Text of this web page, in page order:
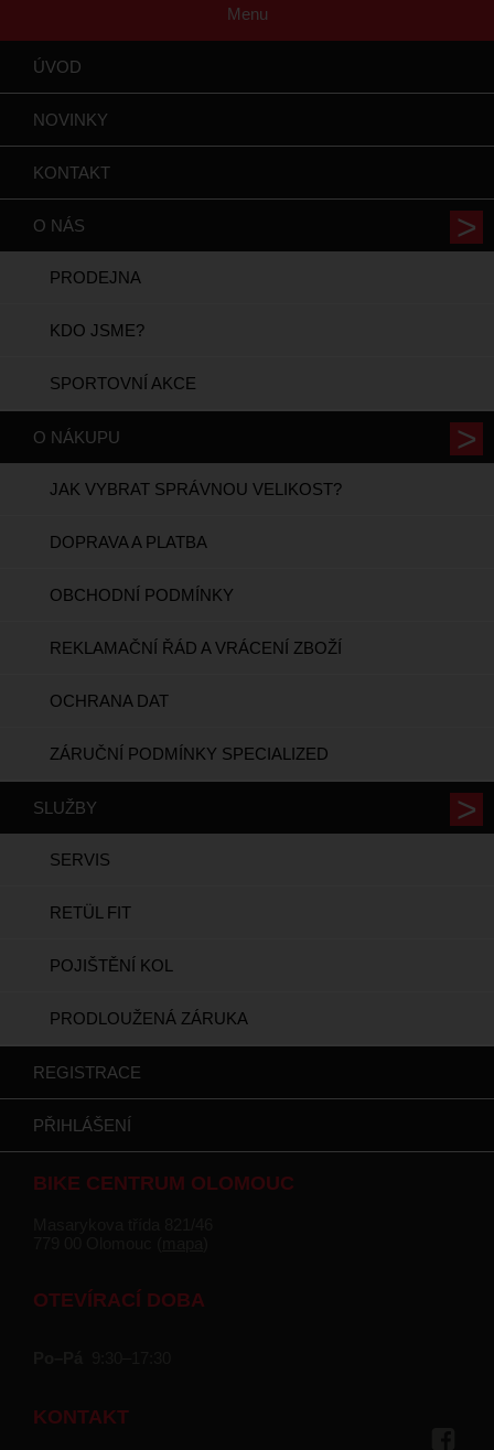
Menu
ÚVOD
NOVINKY
KONTAKT
O NÁS
PRODEJNA
KDO JSME?
SPORTOVNÍ AKCE
O NÁKUPU
JAK VYBRAT SPRÁVNOU VELIKOST?
DOPRAVA A PLATBA
OBCHODNÍ PODMÍNKY
REKLAMAČNÍ ŘÁD A VRÁCENÍ ZBOŽÍ
OCHRANA DAT
ZÁRUČNÍ PODMÍNKY SPECIALIZED
SLUŽBY
SERVIS
RETÜL FIT
POJIŠTĚNÍ KOL
PRODLOUŽENÁ ZÁRUKA
REGISTRACE
PŘIHLÁŠENÍ
BIKE CENTRUM OLOMOUC
OTEVÍRACÍ DOBA
KONTAKT